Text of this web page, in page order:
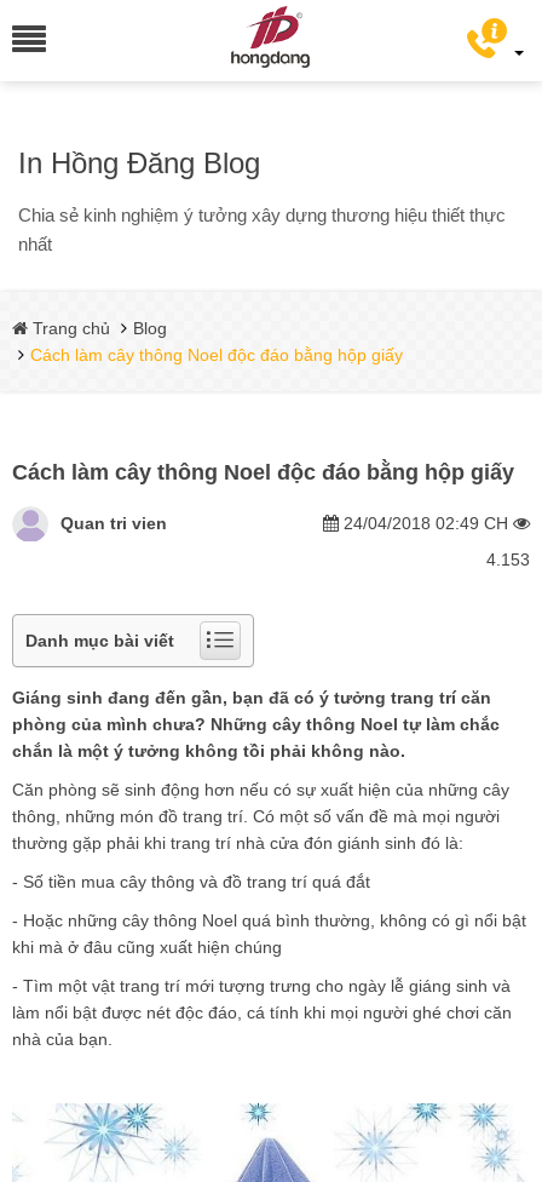
In Hồng Đăng Blog
Chia sẻ kinh nghiệm ý tưởng xây dựng thương hiệu thiết thực
nhất
Trang chủ
Blog
Cách làm cây thông Noel độc đáo bằng hộp giấy
Cách làm cây thông Noel độc đáo bằng hộp giấy
Quan tri vien
24/04/2018 02:49 CH
4.153
Danh mục bài viết
Giáng sinh đang đến gần, bạn đã có ý tưởng trang trí căn
phòng của mình chưa? Những cây thông Noel tự làm chắc
chắn là một ý tưởng không tồi phải không nào.
Căn phòng sẽ sinh động hơn nếu có sự xuất hiện của những cây
thông, những món đồ trang trí. Có một số vấn đề mà mọi người
thường gặp phải khi trang trí nhà cửa đón giánh sinh đó là:
- Số tiền mua cây thông và đồ trang trí quá đắt
- Hoặc những cây thông Noel quá bình thường, không có gì nổi bật
khi mà ở đâu cũng xuất hiện chúng
- Tìm một vật trang trí mới tượng trưng cho ngày lễ giáng sinh và
làm nổi bật được nét độc đáo, cá tính khi mọi người ghé chơi căn
nhà của bạn.